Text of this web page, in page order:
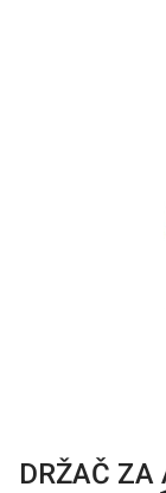
DRŽAČ ZA